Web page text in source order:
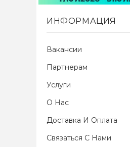
ИНФОРМАЦИЯ
Вакансии
Партнерам
Услуги
О Нас
Доставка И Оплата
Связаться С Нами